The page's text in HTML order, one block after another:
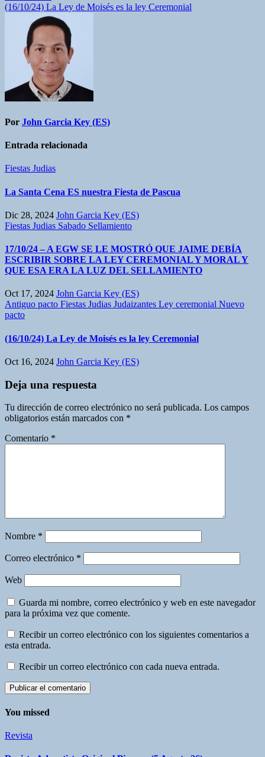
de
entradas
(16/10/24) La Ley de Moisés es la ley Ceremonial
Por John Garcia Key (ES)
Entrada relacionada
Fiestas Judias
La Santa Cena ES nuestra Fiesta de Pascua
Dic 28, 2024 John Garcia Key (ES)
Fiestas Judias Sabado Sellamiento
17/10/24 – A EGW SE LE MOSTRÓ QUE JAIME DEBÍA
ESCRIBIR SOBRE LA LEY CEREMONIAL Y MORAL Y
QUE ESA ERA LA LUZ DEL SELLAMIENTO
Oct 17, 2024 John Garcia Key (ES)
Antiguo pacto Fiestas Judias Judaizantes Ley ceremonial Nuevo
pacto
(16/10/24) La Ley de Moisés es la ley Ceremonial
Oct 16, 2024 John Garcia Key (ES)
Deja una respuesta
Tu dirección de correo electrónico no será publicada. Los campos
obligatorios están marcados con *
Comentario *
Nombre *
Correo electrónico *
Web
Guarda mi nombre, correo electrónico y web en este navegador
para la próxima vez que comente.
Recibir un correo electrónico con los siguientes comentarios a
esta entrada.
Recibir un correo electrónico con cada nueva entrada.
You missed
Revista